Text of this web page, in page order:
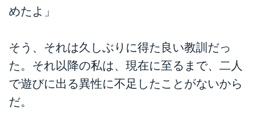
めたよ」
そう、それは久しぶりに得た良い教訓だっ
た。それ以降の私は、現在に至るまで、二人
で遊びに出る異性に不足したことがないから
だ。